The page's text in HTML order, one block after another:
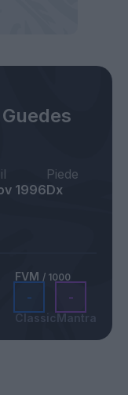
1996
Piede
Dx
FVM / 1000
-
Classic
-
Mantra